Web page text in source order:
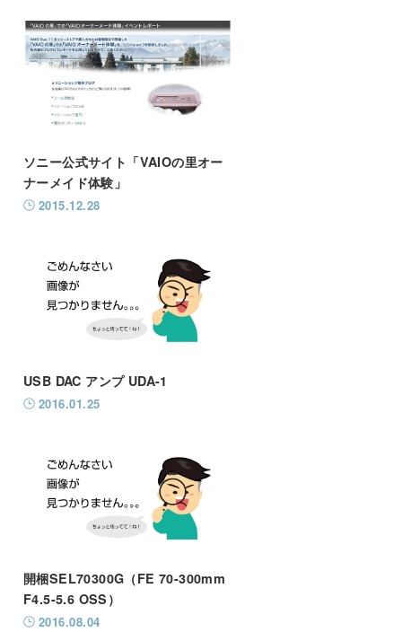
ソニー公式サイト「VAIOの里オー
ナーメイド体験」
2015.12.28
USB DAC アンプ UDA-1
2016.01.25
開梱SEL70300G（FE 70-300mm
F4.5-5.6 OSS）
2016.08.04